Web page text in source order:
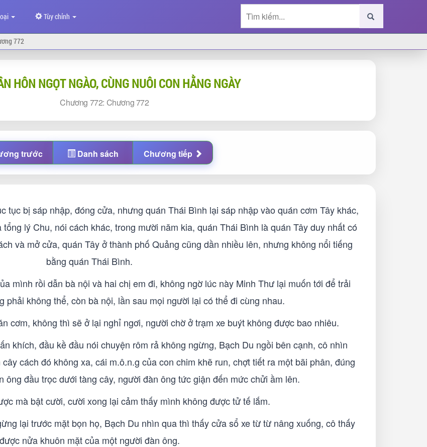
Tùy chỉnh
772
HÔN NGỌT NGÀO, CÙNG NUÔI CON HẰNG NGÀY
Chương 772: Chương772
trước Danh sách Chương tiếp
tục bị sáp nhập, đóng cửa, nhưng quán Thái Bình lại sáp nhập vào quán cơm Tây khác,
lý Chu, nói cách khác, trong mười năm kia, quán Thái Bình là quán Tây duy nhất có
và mở cửa, quán Tây ở thành phố Quảng cũng dần nhiều lên, nhưng không nổi tiếng
bằng quán Thái Bình.
mình rồi dẫn bà nội và hai chị em đi, không ngờ lúc này Minh Thư lại muốn tới để trải
phải không thể, còn bà nội, lần sau mọi người lại có thể đi cùng nhau.
cơm, không thì sẽ ở lại nghỉ ngơi, người chờ ở trạm xe buýt không được bao nhiêu.
khích, đầu kề đầu nói chuyện rôm rả không ngừng, Bạch Du ngồi bên cạnh, cô nhìn
cách đó không xa, cái m.ô.n.g của con chim khẽ run, chợt tiết ra một bãi phân, đúng
ông đầu trọc dưới tàng cây, người đàn ông tức giận đến mức chửi ầm lên.
mà bật cười, cười xong lại cảm thấy mình không được tử tế lắm.
lại trước mặt bọn họ, Bạch Du nhìn qua thì thấy cửa sổ xe từ từ nâng xuống, cô thấy
được nửa khuôn mặt của một người đàn ông.